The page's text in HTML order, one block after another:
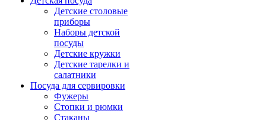
Детские столовые
приборы
Наборы детской
посуды
Детские кружки
Детские тарелки и
салатники
Посуда для сервировки
Фужеры
Стопки и рюмки
Стаканы